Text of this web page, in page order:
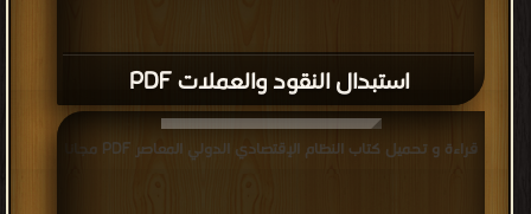
استبدال النقود والعملات PDF
قراءة و تحميل كتاب النظام الإقتصادي الدولي المعاصر PDF مجانا